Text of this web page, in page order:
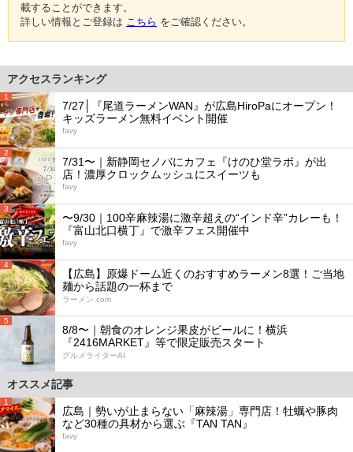
載することができます。
詳しい情報とご登録は こちら をご確認ください。
アクセスランキング
1
7/27│『尾道ラーメンWAN』が広島HiroPaにオープン！
キッズラーメン無料イベント開催
favy
2
7/31〜｜新静岡セノバにカフェ『けのひ堂ラボ』が出
店！濃厚クロックムッシュにスイーツも
favy
3
〜9/30｜100辛麻辣湯に激辛超えの“インド辛”カレーも！
『富山北口横丁』で激辛フェス開催中
favy
4
【広島】原爆ドーム近くのおすすめラーメン8選！ご当地
麺から話題の一杯まで
ラーメン.com
5
8/8〜｜朝食のオレンジ果皮がビールに！横浜
『2416MARKET』等で限定販売スタート
グルメライターAI
オススメ記事
1
広島｜勢いが止まらない「麻辣湯」専門店！牡蠣や豚肉
など30種の具材から選ぶ『TAN TAN』
favy